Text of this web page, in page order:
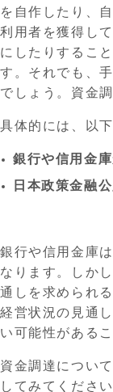
を自作したり、
利用者を獲得し
にしたりするこ
す。それでも、
でしょう。資金
具体的には、以
銀行や信用金
日本政策金融
銀行や信用金庫
なります。しか
通しを求められ
経営状況の見通
い可能性がある
資金調達につい
してみてください